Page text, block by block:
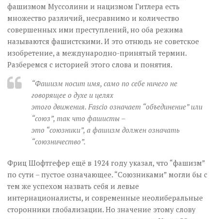
фашизмом Муссолини и нацизмом Гитлера есть
множество различий, несравнимо и количество
совершенных ими преступлений, но оба режима
называются фашистскими. И это отнюдь не советское
изобретение, а международно-принятый термин.
Разберемся с историей этого слова и понятия.
“Фашизм носит имя, само по себе ничего не
говорящее о духе и целях
этого движения. Fascio означает “объединение” или
“союз”, так что фашисты –
это “союзники”, а фашизм должен означать
“союзничество”.
Фриц Шофтгефер ещё в 1924 году указал, что “фашизм”
по сути – пустое означающее. “Союзниками” могли бы с
тем же успехом назвать себя и левые
интернационалисты, и современные неолиберальные
сторонники глобализации. Но значение этому слову